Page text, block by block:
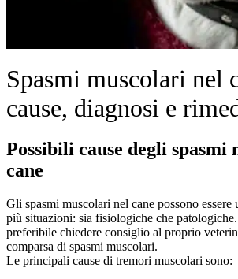
Spasmi muscolari nel
cause, diagnosi e
Possibili cause degli spasmi
cane
Gli spasmi muscolari nel cane possono essere
più situazioni: sia fisiologiche che
preferibile chiedere consiglio al proprio
comparsa di spasmi muscolari.
Le principali cause di tremori muscolari sono: